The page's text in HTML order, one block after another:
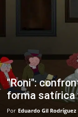
"Roni":
forma satírica
Por Eduardo Gil Rodríguez